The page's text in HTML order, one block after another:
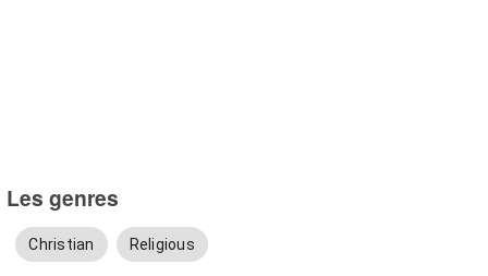
Les genres
Christian Religious